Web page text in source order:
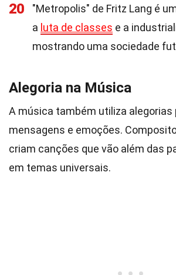
20
"Metropolis" de Fritz Lang é
a luta de classes e a
mostrando uma sociedade
Alegoria na Música
A música também utiliza
mensagens e emoções.
criam canções que vão além das
em temas universais.